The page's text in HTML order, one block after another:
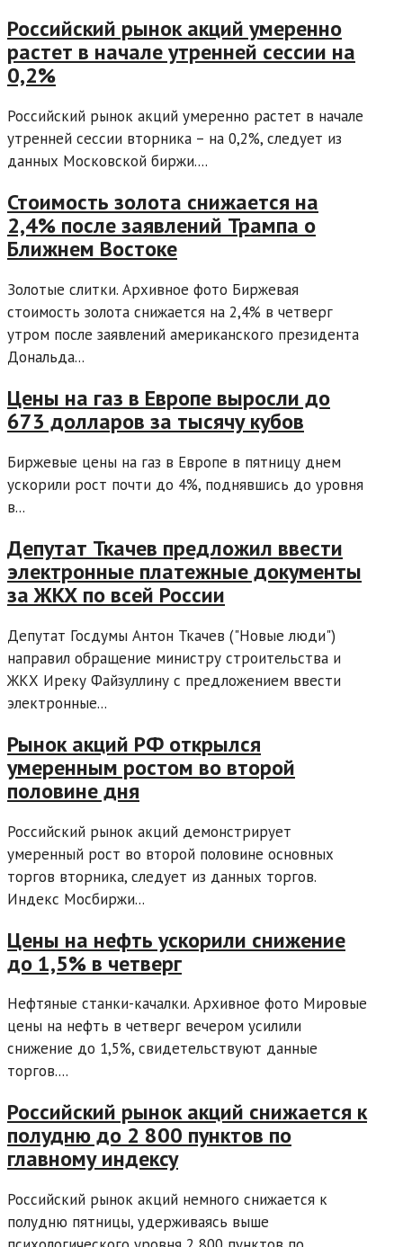
Российский рынок акций умеренно
растет в начале утренней сессии на
0,2%
Российский рынок акций умеренно растет в начале
утренней сессии вторника – на 0,2%, следует из
данных Московской биржи....
Стоимость золота снижается на
2,4% после заявлений Трампа о
Ближнем Востоке
Золотые слитки. Архивное фото Биржевая
стоимость золота снижается на 2,4% в четверг
утром после заявлений американского президента
Дональда...
Цены на газ в Европе выросли до
673 долларов за тысячу кубов
Биржевые цены на газ в Европе в пятницу днем
ускорили рост почти до 4%, поднявшись до уровня
в...
Депутат Ткачев предложил ввести
электронные платежные документы
за ЖКХ по всей России
Депутат Госдумы Антон Ткачев ("Новые люди")
направил обращение министру строительства и
ЖКХ Иреку Файзуллину с предложением ввести
электронные...
Рынок акций РФ открылся
умеренным ростом во второй
половине дня
Российский рынок акций демонстрирует
умеренный рост во второй половине основных
торгов вторника, следует из данных торгов.
Индекс Мосбиржи...
Цены на нефть ускорили снижение
до 1,5% в четверг
Нефтяные станки-качалки. Архивное фото Мировые
цены на нефть в четверг вечером усилили
снижение до 1,5%, свидетельствуют данные
торгов....
Российский рынок акций снижается к
полудню до 2 800 пунктов по
главному индексу
Российский рынок акций немного снижается к
полудню пятницы, удерживаясь выше